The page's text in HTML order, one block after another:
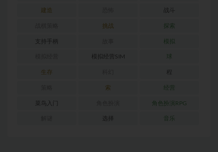
建造 战斗
挑战 探索
支持手柄 模拟
模拟经营SIM 球
生存 程
索 经营
菜鸟入门 角色扮演RPG
选择 音乐